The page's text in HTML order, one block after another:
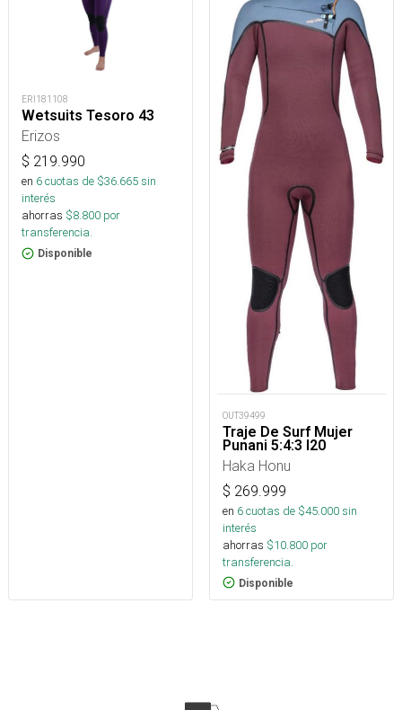
ERI181108
Wetsuits Tesoro 43
Erizos
$ 219.990
en 6cuotas de $36.665sin
interés
ahorras $8.800 por
transferencia.
Disponible
OUT39499
Traje De Surf Mujer
Punani 5:4:3 I20
Haka Honu
$ 269.999
en 6cuotas de $45.000sin
interés
ahorras $10.800 por
transferencia.
Disponible